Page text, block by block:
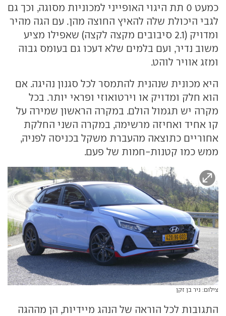
כמעט 0 תת היגוי האופייני למכוניות מסוגה, וכך גם
לגבי היכולת שלה להאיץ החוצה מהן. עם הגה מהיר
ומדויק (2.1 סיבובים מקצה לקצה) שאפילו מציע
משוב נדיר, ועם בלמים שלא דעכו גם בעומס גבוה
ומזג אוויר לוהט.
היא מכונית שנהנית להתמסר לכל סגנון נהיגה. אם
הוא חלק ומדויק או וירטואוזי ופראי יותר. בכל
מקרה יש תגמול הולם. במקרה הראשון שמירה על
קו אחיד ואחיזה מרשימה, במקרה השני החלקת
אחוריים כתוצאה מהעברת משקל בכניסה לפניה,
ממש כמו קטנות-חמות של פעם.
צילום: ניר בן זקן
התגובות לכל הוראה של הנהג מיידיות, הן מההגה